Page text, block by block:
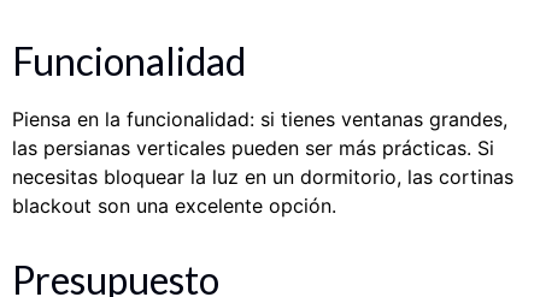
Funcionalidad
Piensa en la funcionalidad: si tienes ventanas grandes,
las persianas verticales pueden ser más prácticas. Si
necesitas bloquear la luz en un dormitorio, las cortinas
blackout son una excelente opción.
Presupuesto